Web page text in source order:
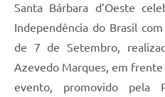
Contato
Plano Municipal de Segurança
Plano de Contratações Anuais
Santa Bárbara d’Oeste
Independência do Brasil
de 7 de Setembro,
Azevedo Marques, em
evento, promovido pela